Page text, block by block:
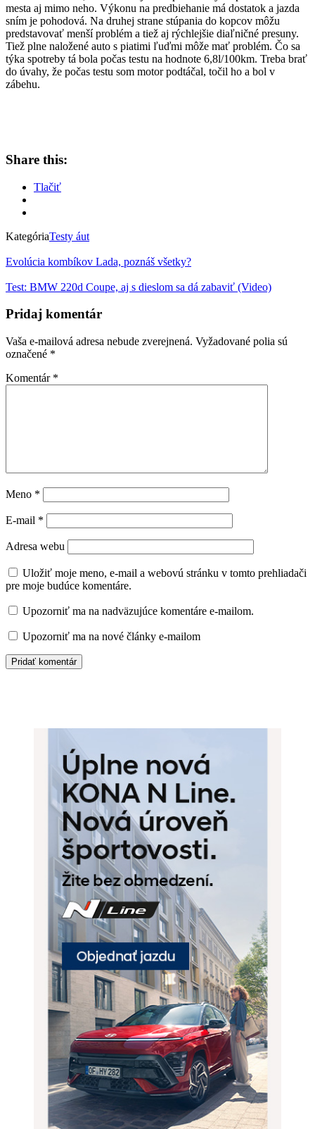
mesta aj mimo neho. Výkonu na predbiehanie má dostatok a jazda
sním je pohodová. Na druhej strane stúpania do kopcov môžu
predstavovať menší problém a tiež aj rýchlejšie diaľničné presuny.
Tiež plne naložené auto s piatimi ľuďmi môže mať problém. Čo sa
týka spotreby tá bola počas testu na hodnote 6,8l/100km. Treba brať
do úvahy, že počas testu som motor podtáčal, točil ho a bol v
zábehu.
Share this:
Tlačiť
KategóriaTesty áut
Evolúcia kombíkov Lada, poznáš všetky?
Test: BMW 220d Coupe, aj s dieslom sa dá zabaviť (Video)
Pridaj komentár
Vaša e-mailová adresa nebude zverejnená. Vyžadované polia sú
označené *
Komentár *
Meno *
E-mail *
Adresa webu
Uložiť moje meno, e-mail a webovú stránku v tomto prehliadači
pre moje budúce komentáre.
Upozorniť ma na nadväzujúce komentáre e-mailom.
Upozorniť ma na nové články e-mailom